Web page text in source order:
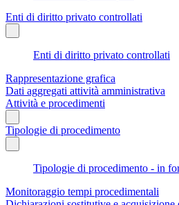
Enti di diritto privato controllati
Enti di diritto privato controllati
Rappresentazione grafica
Dati aggregati attività amministrativa
Attività e procedimenti
Tipologie di procedimento
Tipologie di procedimento - in
Monitoraggio tempi procedimentali